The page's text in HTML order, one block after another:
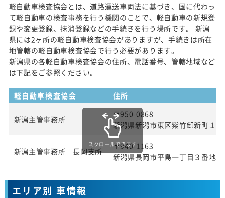
軽自動車検査協会とは、道路運送車両法に基づき、国に代わっ
て軽自動車の検査事務を行う機関のことで、軽自動車の新規登
録や変更登録、抹消登録などの手続きを行う場所です。 新潟
県には2ヶ所の軽自動車検査協会がありますが、手続きは所在
地管轄の軽自動車検査協会で行う必要があります。
新潟県の各軽自動車検査協会の住所、電話番号、管轄地域など
は下記をご参照ください。
軽自動車検査協会 住所
新潟主管事務所
〒950-0868
新潟県新潟市東区紫竹卸新町１
新潟主管事務所 長岡支所
〒940-1163
新潟県長岡市平島一丁目３番地
スクロールできます
エリア別 車情報